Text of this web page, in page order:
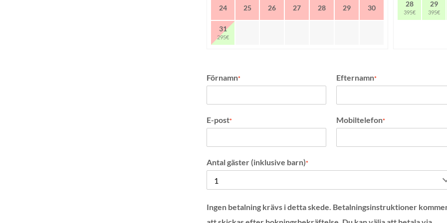
24 25 26 27 28 29 30
31
295€
28
395€
29
395€
Förnamn* Efternamn*
E-post* Mobiltelefon*
Antal gäster (inklusive barn)*
Ingen betalning krävs i detta skede. Betalningsinstruktioner